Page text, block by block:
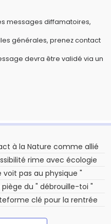
messages diffamatoires,
générales, prenez contact
devra être validé via un
à la Nature comme allié
rime avec écologie
voit pas au physique "
du " débrouille-toi "
clé pour la rentrée